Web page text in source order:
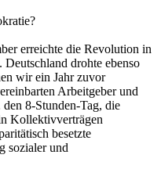
erreichte die Revolution in
drohte ebenso
wir ein Jahr zuvor
Arbeitgeber und
8-Stunden-Tag, die
Kollektivverträgen
besetzte
sozialer und